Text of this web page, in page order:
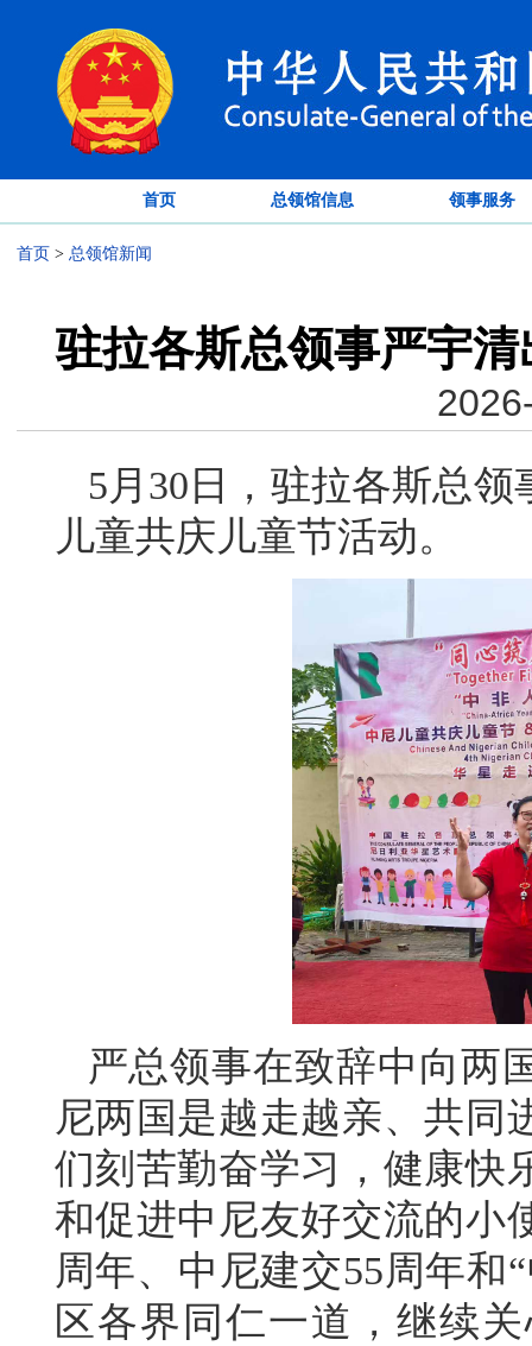
首页 总领馆信息 领事服务
首页 > 总领馆新闻
驻拉各斯总领事严宇
5月30日，驻拉各斯总
儿童共庆儿童节活动。
严总领事在致辞中向两
尼两国是越走越亲、共同
们刻苦勤奋学习，健康快
和促进中尼友好交流的小
周年、中尼建交55周年和
区各界同仁一道，继续